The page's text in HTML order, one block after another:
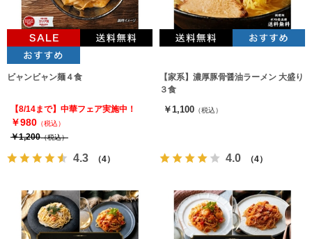
ビャンビャン麺４食
【8/14まで】中華フェア実施中！
￥980 （税込）
￥1,200（税込）
4.3 （4）
【家系】濃厚豚骨醤油ラーメン 大盛り
３食
￥1,100 （税込）
4.0 （4）